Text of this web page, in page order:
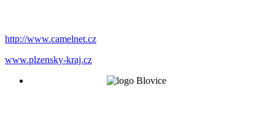
http://www.camelnet.cz
www.plzensky-kraj.cz